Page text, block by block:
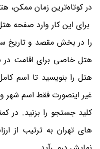
در کوتاه‌ترین زمان ممکن،
برای این کار وارد صفحه
را در بخش مقصد و تاریخ
هتل خاصی برای اقامت در
هتل را بنویسید تا اسم
غیر اینصورت فقط اسم شهر
کلید جستجو را بزنید. در
های تهران به ترتیب از